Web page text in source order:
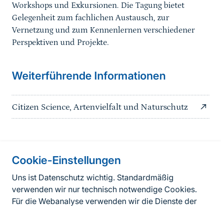
Cookie-Einstellungen
Uns ist Datenschutz wichtig. Standardmäßig
verwenden wir nur technisch notwendige Cookies.
Für die Webanalyse verwenden wir die Dienste der
Workshops und Exkursionen. Die Tagung bietet
Gelegenheit zum fachlichen Austausch, zur
Vernetzung und zum Kennenlernen verschiedener
Perspektiven und Projekte.
Weiterführende Informationen
Citizen Science, Artenvielfalt und Naturschutz
FußzeileKontakt
FAQ